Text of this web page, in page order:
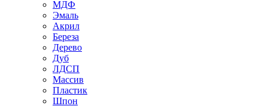
МДФ
Эмаль
Акрил
Береза
Дерево
Дуб
ЛДСП
Массив
Пластик
Шпон